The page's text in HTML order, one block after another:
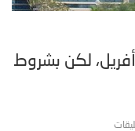
لكن بشروط